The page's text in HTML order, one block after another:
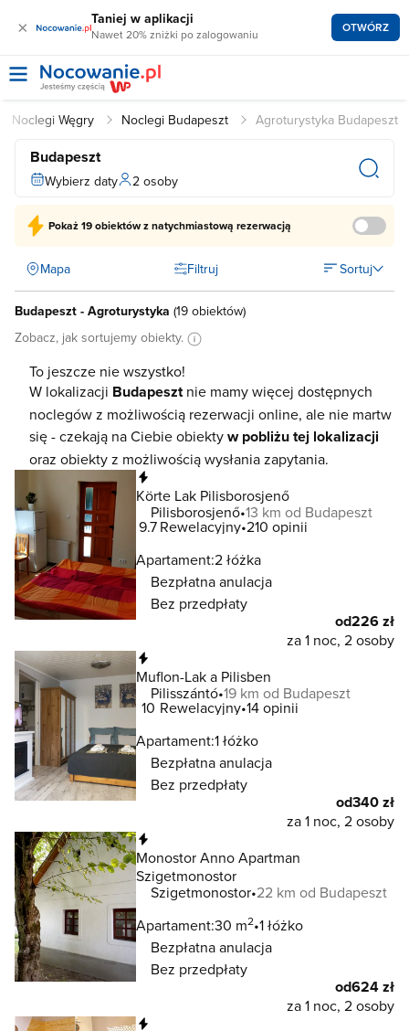
× Taniej w aplikacji
Nawet 20% zniżki po zalogowaniu OTWÓRZ
Noclegi Węgry Noclegi Budapeszt Agroturystyka Budapeszt
Budapeszt
Wybierz daty 2 osoby
Pokaż19 obiektówz natychmiastową rezerwacją
Mapa Filtruj Sortuj
Budapeszt - Agroturystyka (19 obiektów)
Zobacz, jak sortujemy obiekty.
To jeszcze nie wszystko!
W lokalizacji Budapesztnie mamy więcej dostępnych
noclegów z możliwością rezerwacji online, ale nie martw
się - czekają na Ciebie obiektyw pobliżu tej lokalizacji
oraz obiekty z możliwością wysłania zapytania.
Körte Lak Pilisborosjenő
Pilisborosjenő 13 km od Budapeszt
9.7Rewelacyjny 210 opinii
Apartament:2 łóżka
Bezpłatna anulacja
Bez przedpłaty
od226 zł
za 1 noc, 2 osoby
Muflon-Lak a Pilisben
Pilisszántó 19 km od Budapeszt
10 Rewelacyjny 14 opinii
Apartament:1 łóżko
Bezpłatna anulacja
Bez przedpłaty
od340 zł
za 1 noc, 2 osoby
Monostor Anno Apartman
Szigetmonostor
Szigetmonostor 22 km od Budapeszt
Apartament:30 m2 1 łóżko
Bezpłatna anulacja
Bez przedpłaty
od624 zł
za 1 noc, 2 osoby